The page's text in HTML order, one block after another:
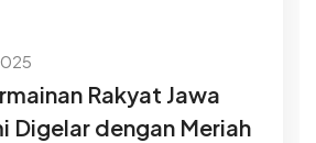
Rakyat Jawa
Digelar dengan Meriah